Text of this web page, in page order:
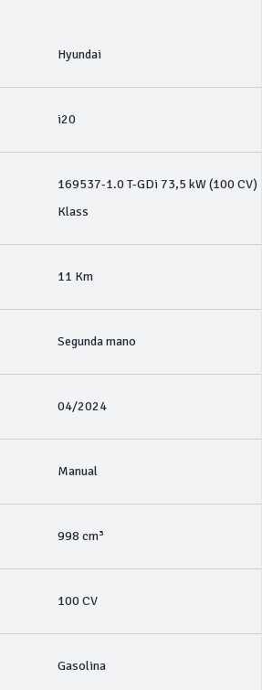
Hyundai
i20
169537-1.0 T-GDi 73,5 kW (100 CV)
Klass
11 Km
Segunda mano
04/2024
Manual
998 cm³
100 CV
Gasolina